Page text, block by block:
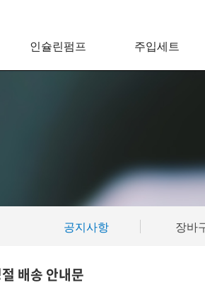
인슐린펌프 주입세트
공지사항 장바
배송 안내문